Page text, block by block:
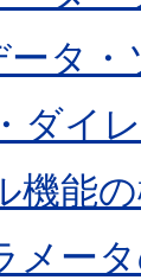
ータ・
ダイ
機能
メー